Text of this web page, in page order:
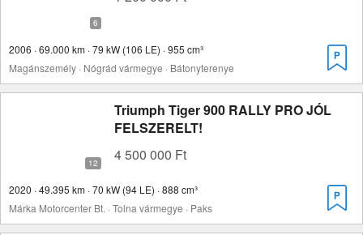
2006 · 69.000 km · 79 kW (106 LE) · 955 cm³
Magánszemély · Nógrád vármegye · Bátonyterenye
Triumph Tiger 900 RALLY PRO JÓL
FELSZERELT!
4 500 000 Ft
2020 · 49.395 km · 70 kW (94 LE) · 888 cm³
Márka Motorcenter Bt. · Tolna vármegye · Paks